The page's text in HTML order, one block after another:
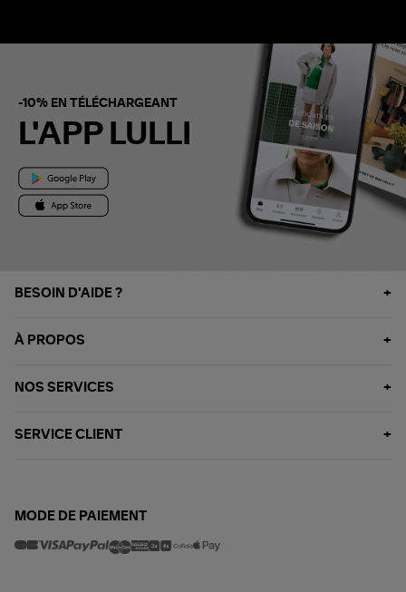
-10% EN TÉLÉCHARGEANT
L'APP LULLI
BESOIN D'AIDE ?
À PROPOS
NOS SERVICES
SERVICE CLIENT
MODE DE PAIEMENT